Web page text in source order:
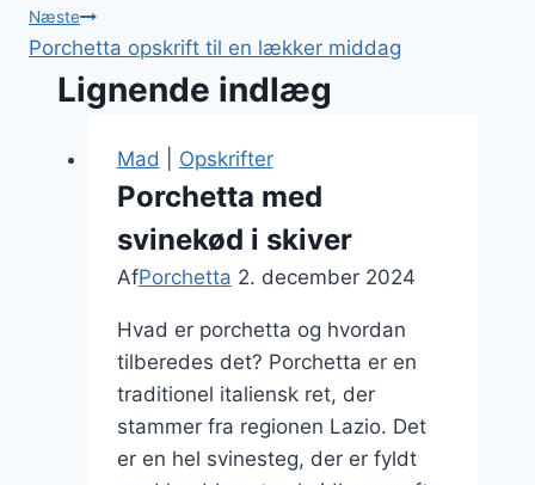
Næste
Porchetta opskrift til en lækker middag
Lignende indlæg
Mad Opskrifter
Porchetta med
svinekød i skiver
AfPorchetta 2. december 2024
Hvad er porchetta og hvordan
tilberedes det? Porchetta er en
traditionel italiensk ret, der
stammer fra regionen Lazio. Det
er en hel svinesteg, der er fyldt